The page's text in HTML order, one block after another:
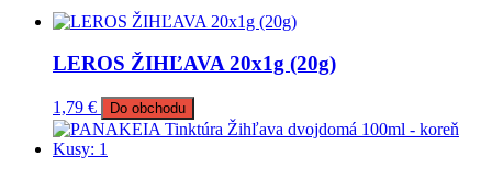
LEROS ŽIHĽAVA 20x1g (20g)
1,79 € Do obchodu